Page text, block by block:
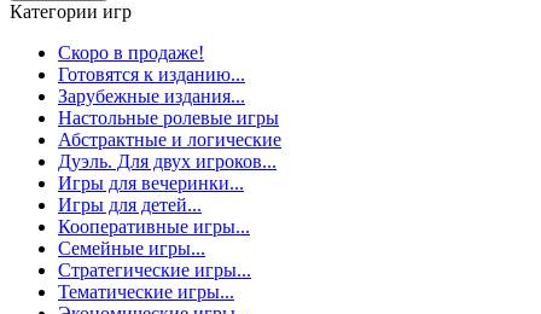
Категории игр
Скоро в продаже!
Готовятся к изданию...
Зарубежные издания...
Настольные ролевые игры
Абстрактные и логические
Дуэль. Для двух игроков...
Игры для вечеринки...
Игры для детей...
Кооперативные игры...
Семейные игры...
Стратегические игры...
Тематические игры...